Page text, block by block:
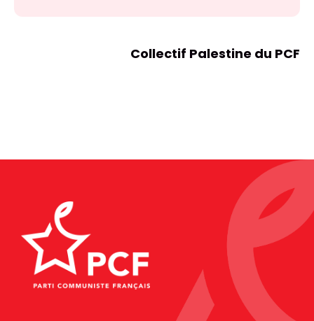
Collectif Palestine du PCF